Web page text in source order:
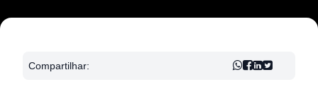
Compartilhar: